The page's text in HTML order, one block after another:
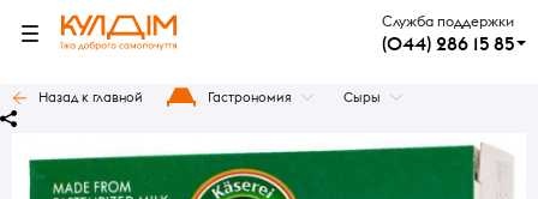
Служба поддержки
(044) 286 15 85
Назад к главной Гастрономия Сыры